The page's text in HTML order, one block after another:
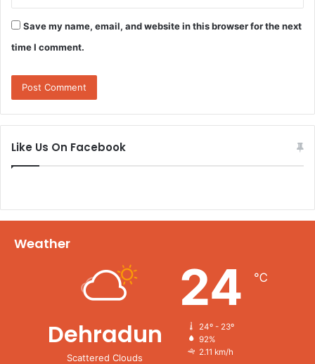
Save my name, email, and website in this browser for the next
time I comment.
Like Us On Facebook
Weather
Dehradun
Scattered Clouds
24 ℃
24º - 23º
92%
2.11 km/h